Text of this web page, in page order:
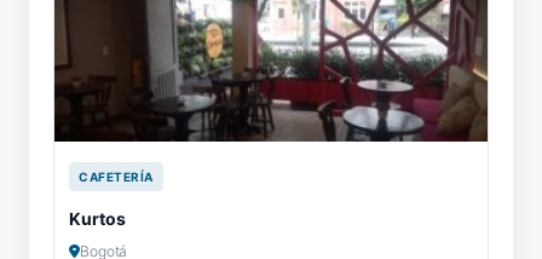
CAFETERÍA
Kurtos
Bogotá